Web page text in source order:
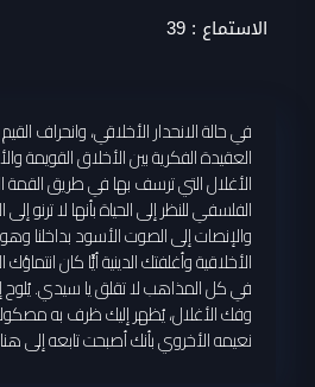
الاستماع : 39
في حالة الانحدار الأخلاقي، وانحراف
العقيدة الفكرية بين الأخلاق القويمة
الأغلال التي ترسف بها في طريق القمة
الفلسفي للنظر إلى الحياة بأنها لا ترنو
والإنصات إلى الصوت الأسود بداخلنا
الأخلاقية وأغلفتك الدينية أيًّا كان
في كل المذاهب لا تقلق يا سيدي. يُلوح
وفك الأغلال، يُظهر إليك ظرف به
نعيمه الأخروي بأنك أصبحت تابعه إلى